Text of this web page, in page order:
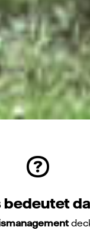
bedeutet